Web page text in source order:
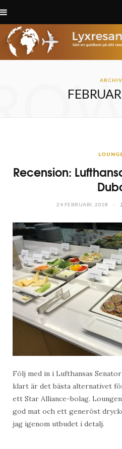
Recension:
24 FEBRUARI, 2018
Följ med in i Lufthansas
klart är det bästa alternativet
ett Star Alliance-bolag.
god mat och ett generöst
jag igenom utbudet i detalj.